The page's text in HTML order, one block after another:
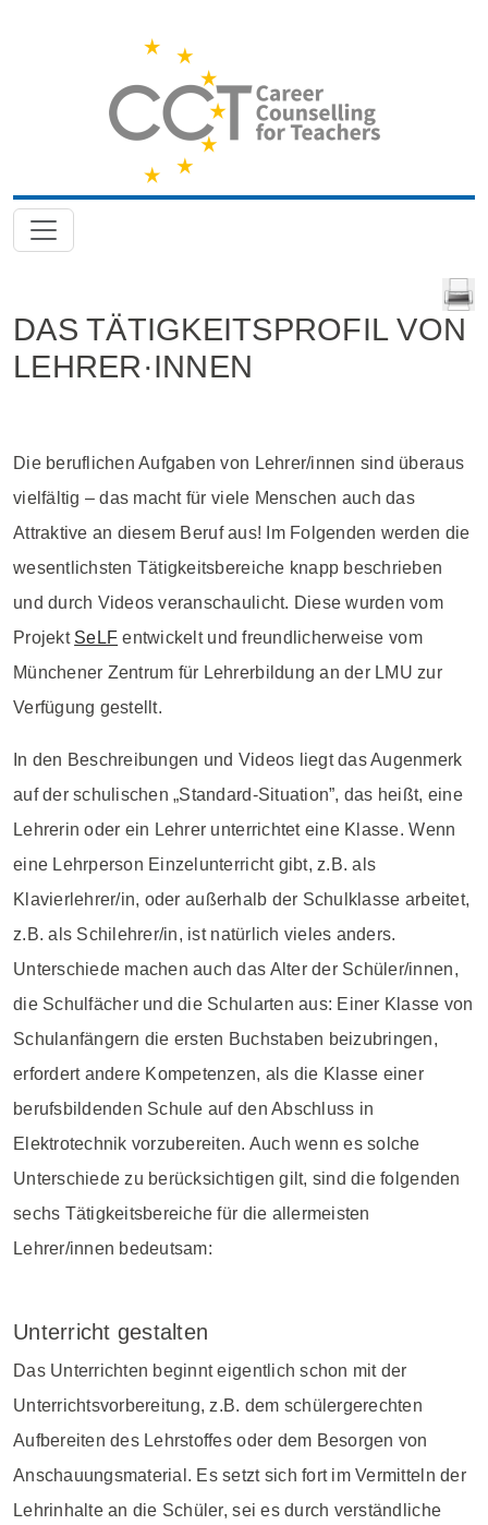
DAS TÄTIGKEITSPROFIL VON
LEHRER·INNEN
Die beruflichen Aufgaben von Lehrer/innen sind überaus
vielfältig – das macht für viele Menschen auch das
Attraktive an diesem Beruf aus! Im Folgenden werden die
wesentlichsten Tätigkeitsbereiche knapp beschrieben
und durch Videos veranschaulicht. Diese wurden vom
Projekt SeLF entwickelt und freundlicherweise vom
Münchener Zentrum für Lehrerbildung an der LMU zur
Verfügung gestellt.
In den Beschreibungen und Videos liegt das Augenmerk
auf der schulischen „Standard-Situation”, das heißt, eine
Lehrerin oder ein Lehrer unterrichtet eine Klasse. Wenn
eine Lehrperson Einzelunterricht gibt, z.B. als
Klavierlehrer/in, oder außerhalb der Schulklasse arbeitet,
z.B. als Schilehrer/in, ist natürlich vieles anders.
Unterschiede machen auch das Alter der Schüler/innen,
die Schulfächer und die Schularten aus: Einer Klasse von
Schulanfängern die ersten Buchstaben beizubringen,
erfordert andere Kompetenzen, als die Klasse einer
berufsbildenden Schule auf den Abschluss in
Elektrotechnik vorzubereiten. Auch wenn es solche
Unterschiede zu berücksichtigen gilt, sind die folgenden
sechs Tätigkeitsbereiche für die allermeisten
Lehrer/innen bedeutsam:
Unterricht gestalten
Das Unterrichten beginnt eigentlich schon mit der
Unterrichtsvorbereitung, z.B. dem schülergerechten
Aufbereiten des Lehrstoffes oder dem Besorgen von
Anschauungsmaterial. Es setzt sich fort im Vermitteln der
Lehrinhalte an die Schüler, sei es durch verständliche